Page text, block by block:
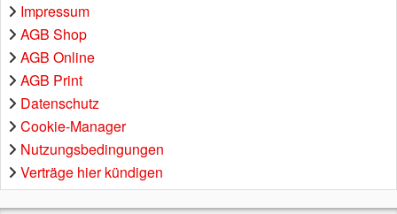
Impressum
AGB Shop
AGB Online
AGB Print
Datenschutz
Cookie-Manager
Nutzungsbedingungen
Verträge hier kündigen